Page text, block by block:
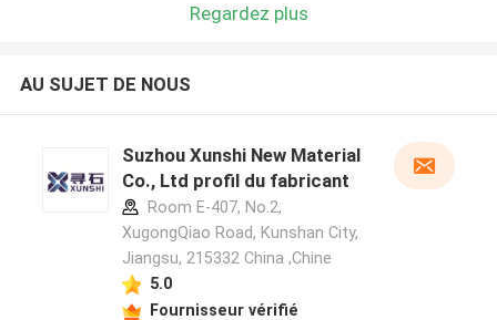
Regardez plus
AU SUJET DE NOUS
Suzhou Xunshi New Material
Co., Ltd profil du fabricant
Room E-407, No.2,
XugongQiao Road, Kunshan City,
Jiangsu, 215332 China ,Chine
5.0
Fournisseur vérifié